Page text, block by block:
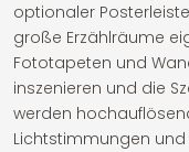
optionaler
große Erzählräume
Fototapeten und
inszenieren und die
werden
Lichtstimmungen